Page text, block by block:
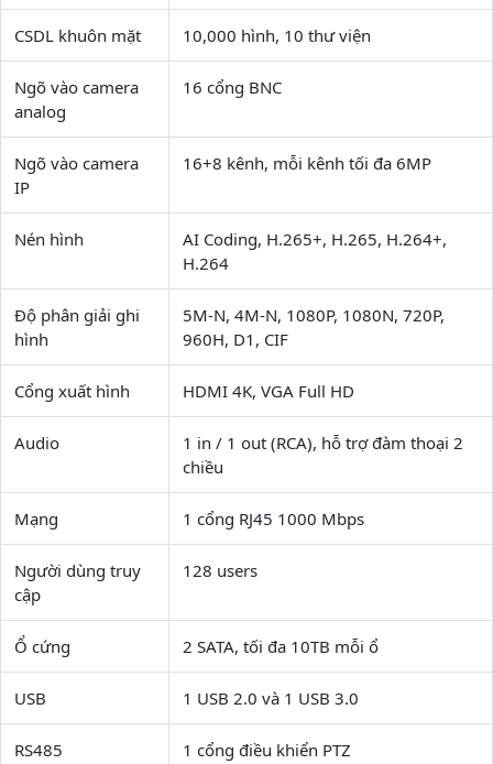
CSDL khuôn mặt 10,000 hình, 10 thư viện
Ngõ vào camera
analog
16 cổng BNC
Ngõ vào camera
IP
16+8 kênh, mỗi kênh tối đa 6MP
Nén hình
AI Coding, H.265+, H.265, H.264+,
H.264
Độ phân giải ghi
hình
5M-N, 4M-N, 1080P, 1080N, 720P,
960H, D1, CIF
Cổng xuất hình HDMI 4K, VGA Full HD
Audio
1 in / 1 out (RCA), hỗ trợ đàm thoại 2
chiều
Mạng 1 cổng RJ45 1000 Mbps
Người dùng truy
cập
128 users
Ổ cứng 2 SATA, tối đa 10TB mỗi ổ
USB 1 USB 2.0 và 1 USB 3.0
RS485 1 cổng điều khiển PTZ